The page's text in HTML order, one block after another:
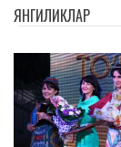
ЯНГИЛИКЛАР